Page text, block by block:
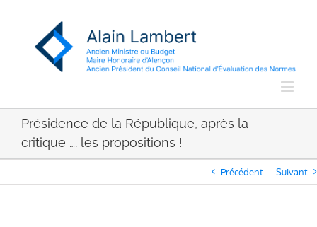
Présidence de la République, après la
critique …. les propositions !
Précédent Suivant